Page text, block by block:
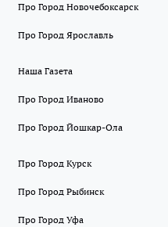
Про Город Новочебоксарск
Про Город Ярославль
Наша Газета
Про Город Иваново
Про Город Йошкар-Ола
Про Город Курск
Про Город Рыбинск
Про Город Уфа